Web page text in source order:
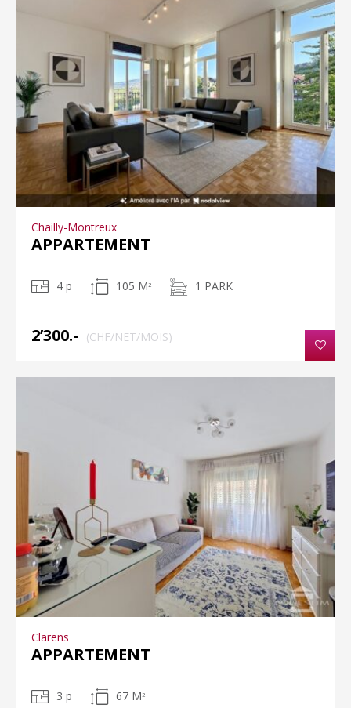
Chailly-Montreux
APPARTEMENT
4 p 105 M 2 1 PARK
2’300.- (CHF/NET/MOIS)
Clarens
APPARTEMENT
3 p 67 M 2